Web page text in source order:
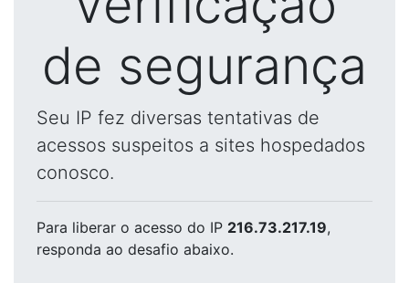
de segurança
Seu IP fez diversas tentativas de
acessos suspeitos a sites hospedados
conosco.
Para liberar o acesso do IP 216.73.217.19,
responda ao desafio abaixo.